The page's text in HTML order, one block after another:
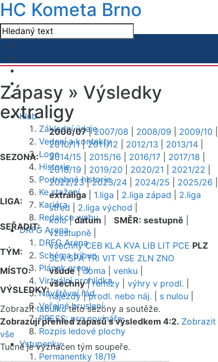
HC Kometa Brno
Klub
Základní údaje
Vedení a kontakty
Logo
Historie
Podrobná historie
Ke stažení
Kariéra
Redakce webu
DRFG Arena
DRFG Arena
Schéma tribun
Plánek areny
Virtuální prohlídka
Návštěvní řád
Veřejné bruslení
PRESS: pro novináře
Rozpis ledové plochy
Vstupenky
Permanentky 18/19
Zápasy » Výsledky
extraligy
SEZONA:
2006/07|2007/08 2008/09 2009/10
2010/11|2011/12 2012/13 2013/14
2014/15
2015/16 2016/17 2017/18
2018/19
2019/20 2020/21 2021/22
2022/23|2023/24 2024/25 2025/26
LIGA:
extraliga 1.liga 2.liga západ
2.liga
střed
2.liga východ
SEŘADIT:
kolo|datum SMĚR: sestupně
vzestupně
TÝM:
všechny CEB KLA KVA LIB LIT PCE PLZ
SLA SPA TRI VIT VSE ZLN ZNO
MÍSTO:
všude|doma venku
VÝSLEDKY:
všechny|remízy výhry v prodl.
nájezdy|prodl. nebo náj. s nulou
Zobrazittabulkutéto sezóny a soutěže.
Zobrazuji přehled zápasů s výsledkem 4:2. Zobrazit
vše
Tučně je vyznačen tým soupeře.